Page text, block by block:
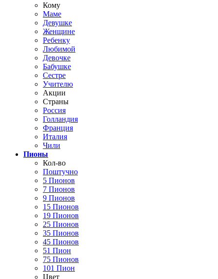
Кому
Маме
Девушке
Женщине
Ребенку
Любимой
Девочке
Бабушке
Сестре
Учителю
Акции
Страны
Россия
Голландия
Франция
Италия
Чили
Пионы
Кол-во
Поштучно
5 Пионов
7 Пионов
9 Пионов
15 Пионов
19 Пионов
25 Пионов
35 Пионов
45 Пионов
51 Пион
75 Пионов
101 Пион
Цвет